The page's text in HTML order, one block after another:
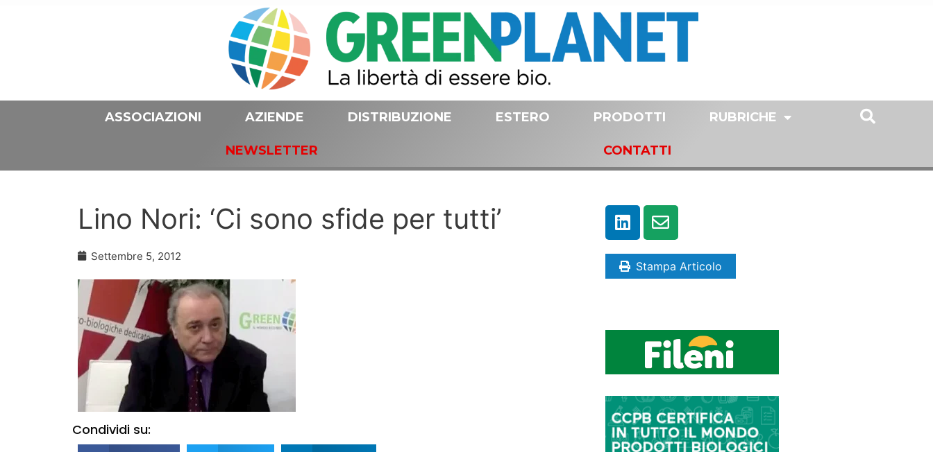
ASSOCIAZIONI AZIENDE DISTRIBUZIONE ESTERO PRODOTTI RUBRICHE
NEWSLETTER CONTATTI
Lino Nori: ‘Ci sono sfide per tutti’
Settembre 5, 2012
Condividi su:
Stampa Articolo